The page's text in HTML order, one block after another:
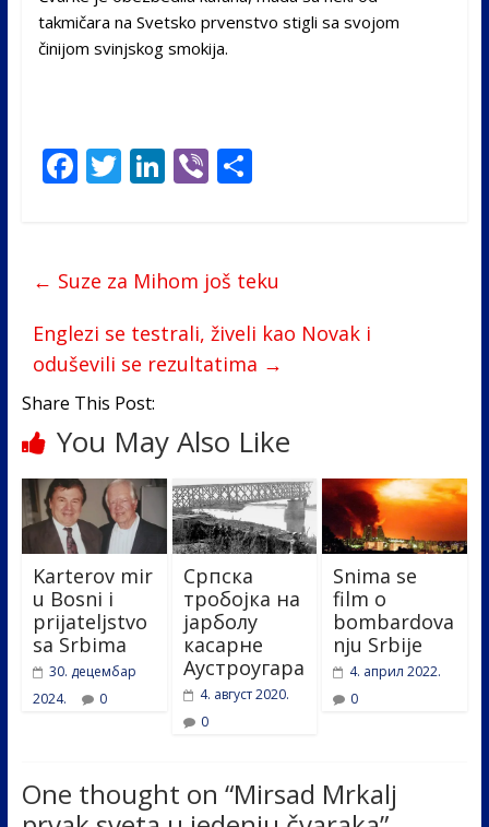
takmičara na Svetsko prvenstvo stigli sa svojom
činijom svinjskog smokija.
F
ac
b
o
o
k
T
w
er
Li
n
e
dI
n
Vi
b
S
e
← Suze za Mihom još teku
Englezi se testrali, živeli kao Novak i
oduševili se rezultatima →
Share This Post:
You May Also Like
Karterov mir
u Bosni i
prijateljstvo
sa Srbima
30. децембар
2024.
0
Српска
тробојка на
јарболу
касарне
Аустроугара
4. август 2020.
0
Snima se
film o
bombardova
nju Srbije
4. април 2022.
0
One thought on “Mirsad Mrkalj